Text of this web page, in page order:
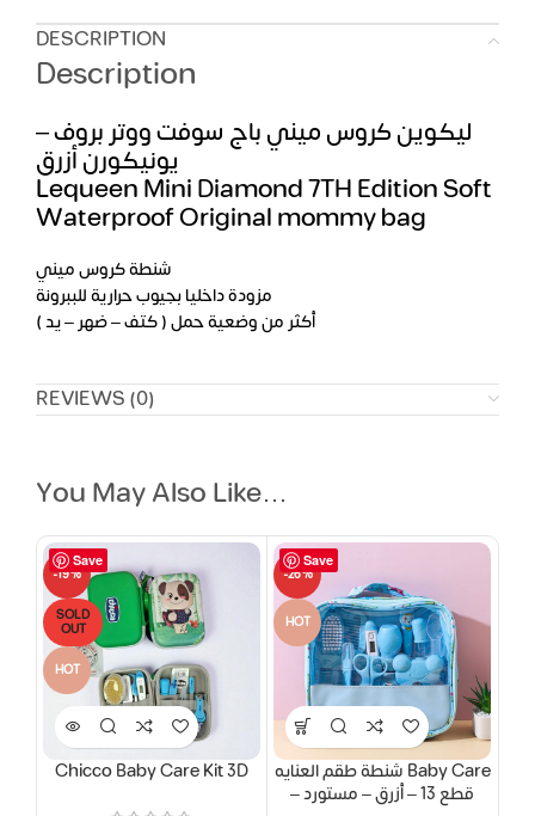
DESCRIPTION
Description
ليكوين كروس ميني باج سوفت ووتر بروف –
يونيكورن أزرق
Lequeen Mini Diamond 7TH Edition Soft
Waterproof Original mommy bag
شنطة كروس ميني
مزودة داخليا بجيوب حرارية للببرونة
أكثر من وضعية حمل ( كتف – ضهر – يد )
REVIEWS (0)
You May Also Like…
Save
-19%
SOLD
OUT
HOT
Chicco Baby Care Kit 3D
Save
-26%
HOT
شنطة طقم العنايه Baby Care
– قطع 13 – أزرق – مستورد